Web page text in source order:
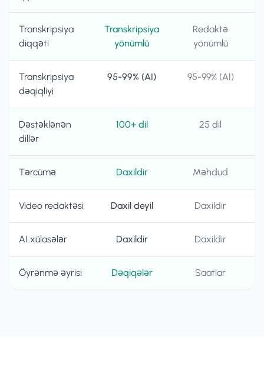
Transkripsiya
diqqəti
Transkripsiya
yönümlü
Redaktə
yönümlü
Transkripsiya
dəqiqliyi
95-99% (AI) 95-99% (AI)
Dəstəklənən
dillər
100+ dil 25 dil
Tərcümə Daxildir Məhdud
Video redaktəsi Daxil deyil Daxildir
AI xülasələr Daxildir Daxildir
Öyrənmə əyrisi Dəqiqələr Saatlar